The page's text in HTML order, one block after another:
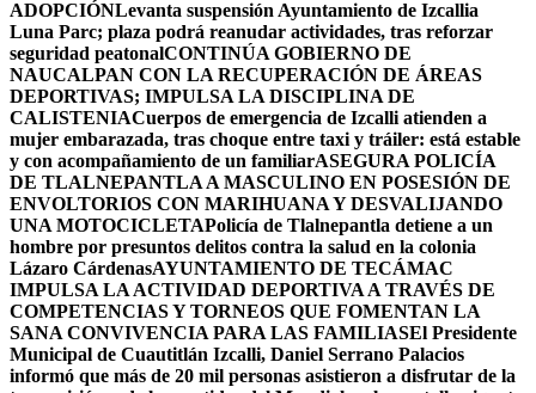
ADOPCIÓNLevanta suspensión Ayuntamiento de Izcallia
Luna Parc; plaza podrá reanudar actividades, tras reforzar
seguridad peatonalCONTINÚA GOBIERNO DE
NAUCALPAN CON LA RECUPERACIÓN DE ÁREAS
DEPORTIVAS; IMPULSA LA DISCIPLINA DE
CALISTENIACuerpos de emergencia de Izcalli atienden a
mujer embarazada, tras choque entre taxi y tráiler: está estable
y con acompañamiento de un familiarASEGURA POLICÍA
DE TLALNEPANTLA A MASCULINO EN POSESIÓN DE
ENVOLTORIOS CON MARIHUANA Y DESVALIJANDO
UNA MOTOCICLETAPolicía de Tlalnepantla detiene a un
hombre por presuntos delitos contra la salud en la colonia
Lázaro CárdenasAYUNTAMIENTO DE TECÁMAC
IMPULSA LA ACTIVIDAD DEPORTIVA A TRAVÉS DE
COMPETENCIAS Y TORNEOS QUE FOMENTAN LA
SANA CONVIVENCIA PARA LAS FAMILIASEl Presidente
Municipal de Cuautitlán Izcalli, Daniel Serrano Palacios
informó que más de 20 mil personas asistieron a disfrutar de la